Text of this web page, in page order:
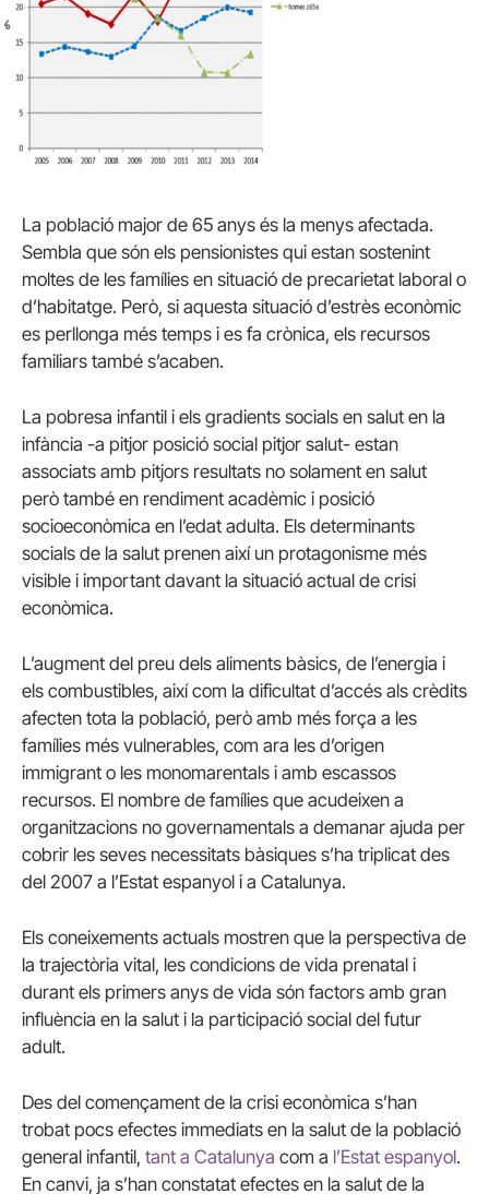
La població major de 65 anys és la menys afectada.
Sembla que són els pensionistes qui estan sostenint
moltes de les famílies en situació de precarietat laboral o
d’habitatge. Però, si aquesta situació d’estrès econòmic
es perllonga més temps i es fa crònica, els recursos
familiars també s’acaben.
La pobresa infantil i els gradients socials en salut en la
infància -a pitjor posició social pitjor salut- estan
associats amb pitjors resultats no solament en salut
però també en rendiment acadèmic i posició
socioeconòmica en l’edat adulta. Els determinants
socials de la salut prenen així un protagonisme més
visible i important davant la situació actual de crisi
econòmica.
L’augment del preu dels aliments bàsics, de l’energia i
els combustibles, així com la dificultat d’accés als crèdits
afecten tota la població, però amb més força a les
famílies més vulnerables, com ara les d’origen
immigrant o les monomarentals i amb escassos
recursos. El nombre de famílies que acudeixen a
organitzacions no governamentals a demanar ajuda per
cobrir les seves necessitats bàsiques s’ha triplicat des
del 2007 a l’Estat espanyol i a Catalunya.
Els coneixements actuals mostren que la perspectiva de
la trajectòria vital, les condicions de vida prenatal i
durant els primers anys de vida són factors amb gran
influència en la salut i la participació social del futur
adult.
Des del començament de la crisi econòmica s’han
trobat pocs efectes immediats en la salut de la població
general infantil, tant a Catalunya com a l’Estat espanyol.
En canvi, ja s’han constatat efectes en la salut de la